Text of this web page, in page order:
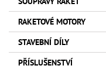
RAKETOVÉ MOTORY
STAVEBNÍ DÍLY
PŘÍSLUŠENSTVÍ